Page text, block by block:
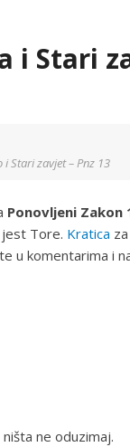
i Stari
Stari zavjet – Pnz 13
Ponovljeni Zakon
Tore. Kratica
u komentarima i
ne oduzimaj.